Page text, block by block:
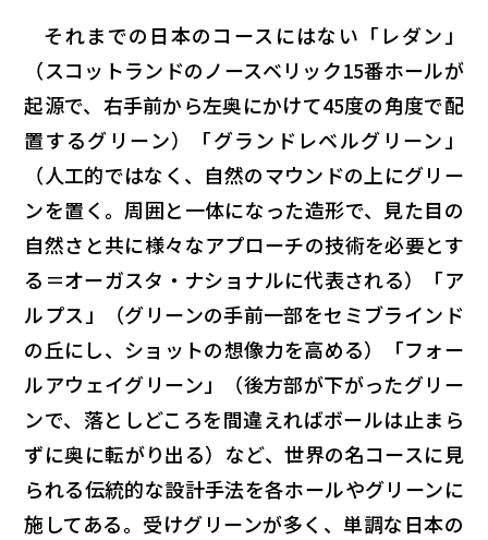
それまでの日本のコースにはない「レダン」
（スコットランドのノースベリック15番ホールが
起源で、右手前から左奥にかけて45度の角度で配
置するグリーン）「グランドレベルグリーン」
（人工的ではなく、自然のマウンドの上にグリー
ンを置く。周囲と一体になった造形で、見た目の
自然さと共に様々なアプローチの技術を必要とす
る＝オーガスタ・ナショナルに代表される）「ア
ルプス」（グリーンの手前一部をセミブラインド
の丘にし、ショットの想像力を高める）「フォー
ルアウェイグリーン」（後方部が下がったグリー
ンで、落としどころを間違えればボールは止まら
ずに奥に転がり出る）など、世界の名コースに見
られる伝統的な設計手法を各ホールやグリーンに
施してある。受けグリーンが多く、単調な日本の